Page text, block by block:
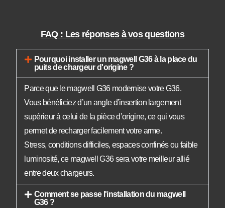
FAQ : Les réponses à vos questions
Pourquoi installer un magwell G36 à la place du
puits de chargeur d'origine ?
Parce que le magwell G36 modernise votre G36.
Vous bénéficiez d’un angle d’insertion largement
supérieur à celui de la pièce d’origine, ce qui vous
permet de recharger facilement votre arme.
Stress, conditions difficiles, espaces confinés ou faible
luminosité, ce magwell G36 sera votre meilleur allié
entre deux chargeurs.
Comment se passe l'installation du magwell
G36 ?